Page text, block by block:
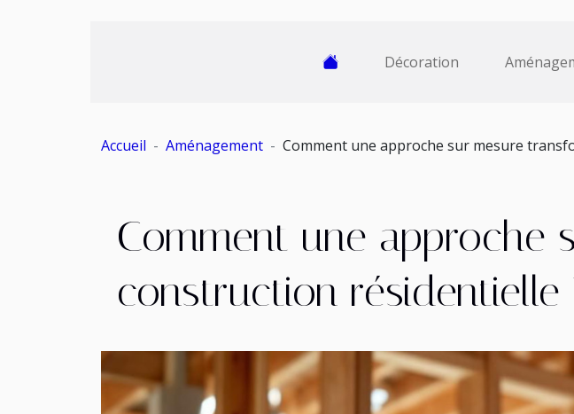
Décoration
Accueil Aménagement Comment une approche sur mesure
Comment une approche
construction résidentielle